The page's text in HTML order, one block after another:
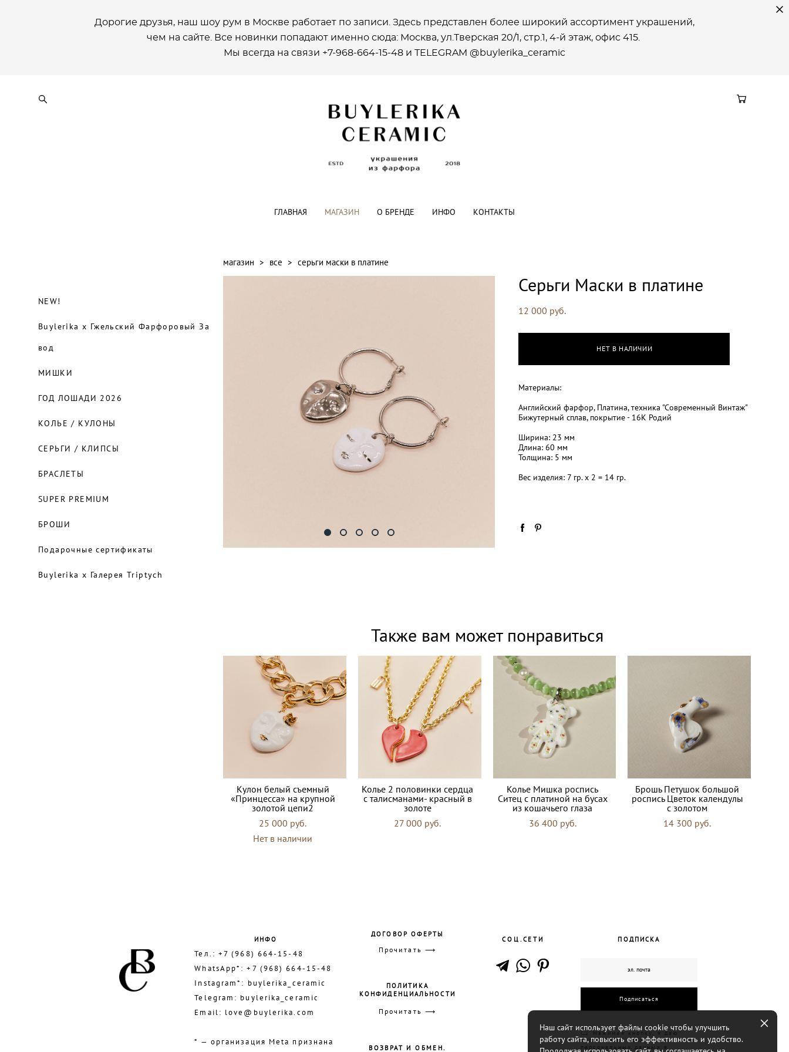
Дорогие друзья, наш шоу рум в Москве работает по записи. Здесь представлен более широкий ассортимент украшений,
чем на сайте. Все новинки попадают именно сюда: Москва, ул.Тверская 20/1, стр.1, 4-й этаж, офиc 415.
Мы всегда на связи +7-968-664-15-48 и ТELEGRAM @buylerika_ceramic
ГЛАВНАЯ МАГАЗИН О БРЕНДЕ ИНФО КОНТАКТЫ
NEW!
Buylerika x Гжельский Фарфоровый За
вод
МИШКИ
ГОД ЛОШАДИ 2026
КОЛЬЕ / КУЛОНЫ
СЕРЬГИ / КЛИПСЫ
БРАСЛЕТЫ
SUPER PREMIUM
БРОШИ
Подарочные сертификаты
Buylerika x Галерея Triptych
магазин > все > серьги маски в платине
Серьги Маски в платине
12 000 pуб.
НЕТ В НАЛИЧИИ
Материалы:
Английский фарфор, Платина, техника "Современный Винтаж"
Бижутерный сплав, покрытие - 16К Родий
Ширина: 23 мм
Длина: 60 мм
​Толщина: 5 мм
Вес изделия: 7 гр. х 2 = 14 гр.
Также вам может понравиться
Кулон белый съемный
«Принцесса» на крупной
золотой цепи2
25 000 pуб.
Нет в наличии
Колье 2 половинки сердца
с талисманами- красный в
золоте
27 000 pуб.
Колье Мишка роспись
Ситец с платиной на бусах
из кошачьего глаза
36 400 pуб.
Брошь Петушок большой
роспись Цветок календулы
с золотом
14 300 pуб.
ИНФО
Тел.: +7 (968) 664-15-48
WhatsApp*:+7 (968) 664-15-48
Instagram*: buylerika_ceramic
Telegram: buylerika_ceramic
Email: love@buylerika.com
* — организация Meta признана
ДОГОВОР ОФЕРТЫ
Прочитать ⟶
ПОЛИТИКА
КОНФИДЕНЦИАЛЬНОСТИ
Прочитать ⟶
ВОЗВРАТ И ОБМЕН.
СОЦ.СЕТИ ПОДПИСКА
Подписаться
☐Нажимая кнопку, я даю
согласие на обработку
персональных данных в
Наш сайт использует файлы cookie чтобы улучшить
работу сайта, повысить его эффективность и удобство.